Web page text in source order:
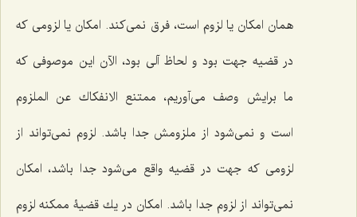
همان امكان یا لزوم است، فرق نمى‌كند. امكان یا لزومى كه
در قضیه جهت بود و لحاظ آلى بود، الآن این موصوفی كه
ما برایش وصف مى‌آوریم، ممتنع الانفكاك عن الملزوم
است و نمى‌شود از ملزومش جدا باشد. لزوم نمى‌تواند از
لزومى كه جهت در قضیه واقع مى‌شود جدا باشد، امكان
نمى‌تواند از لزوم جدا باشد. امكان در یك قضیۀ ممكنه لزوم